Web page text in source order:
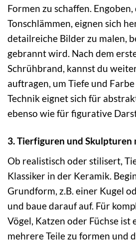
Formen zu schaffen.
Tonschlämmen, eignen sich
detailreiche Bilder zu malen,
gebrannt wird. Nach dem
Schrühbrand, kannst du
auftragen, um Tiefe und
Technik eignet sich für
ebenso wie für figurative
3. Tierfiguren und Skulpturen
Ob realistisch oder stilisert,
Klassiker in der Keramik.
Grundform, z.B. einer Kugel
und baue darauf auf. Für
Vögel, Katzen oder Füchse ist
mehrere Teile zu formen und